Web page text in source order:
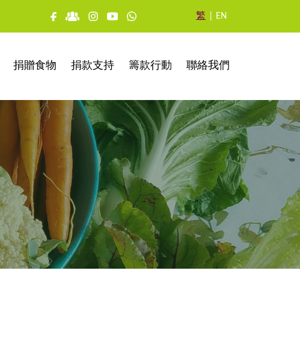
繁 EN
捐贈食物 捐款支持 籌款行動 聯絡我們